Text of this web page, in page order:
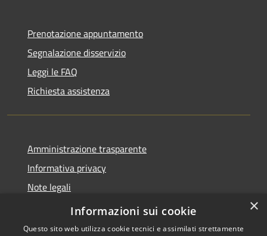
Prenotazione appuntamento
Segnalazione disservizio
Leggi le FAQ
Richiesta assistenza
Amministrazione trasparente
Informativa privacy
Note legali
Dichiarazione di accessibilità
×
Informazioni sui cookie
Questo sito web utilizza cookie tecnici e assimilati strettamente